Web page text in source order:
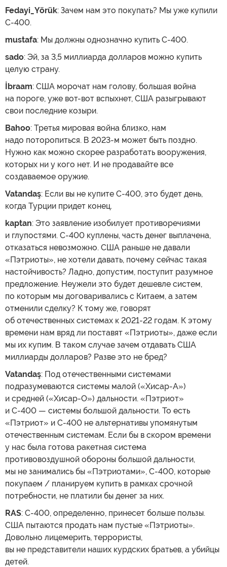
Fedayi_Yörük: Зачем нам это покупать? Мы уже купили
С-400.
mustafa: Мы должны однозначно купить С-400.
sado: Эй, за 3,5 миллиарда долларов можно купить
целую страну.
İbraam: США морочат нам голову, большая война
на пороге, уже вот-вот вспыхнет, США разыгрывают
свои последние козыри.
Bahoo: Третья мировая война близко, нам
надо поторопиться. В 2023-м может быть поздно.
Нужно как можно скорее разработать вооружения,
которых ни у кого нет. И не продавайте все
создаваемое оружие.
Vatandaş: Если вы не купите С-400, это будет день,
когда Турции придет конец.
kaptan: Это заявление изобилует противоречиями
и глупостями. С-400 куплены, часть денег выплачена,
отказаться невозможно. США раньше не давали
«Пэтриоты», не хотели давать, почему сейчас такая
настойчивость? Ладно, допустим, поступит разумное
предложение. Неужели это будет дешевле систем,
по которым мы договаривались с Китаем, а затем
отменили сделку? К тому же, говорят
об отечественных системах к 2021-22 годам. К этому
времени нам вряд ли поставят «Пэтриоты», даже если
мы их купим. В таком случае зачем отдавать США
миллиарды долларов? Разве это не бред?
Vatandaş: Под отечественными системами
подразумеваются системы малой («Хисар-А»)
и средней («Хисар-О») дальности. «Пэтриот»
и С-400 — системы большой дальности. То есть
«Пэтриот» и С-400 не альтернативы упомянутым
отечественным системам. Если бы в скором времени
у нас была готова ракетная система
противовоздушной обороны большой дальности,
мы не занимались бы «Пэтриотами», С-400, которые
покупаем / планируем купить в рамках срочной
потребности, не платили бы денег за них.
RAS: С-400, определенно, принесет больше пользы.
США пытаются продать нам пустые «Пэтриоты».
Довольно лицемерить, террористы,
вы не представители наших курдских братьев, а убийцы
детей.